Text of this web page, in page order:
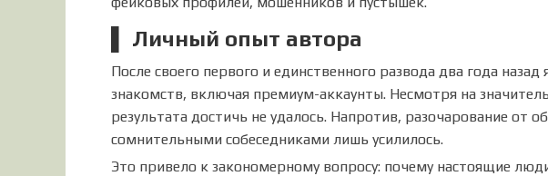
▌ Личный опыт автора
После своего первого и единственного развода два года
знакомств, включая премиум-аккаунты. Несмотря на
результата достичь не удалось. Напротив, разочарование
сомнительными собеседниками лишь усилилось.
Это привело к закономерному вопросу: почему настоящие